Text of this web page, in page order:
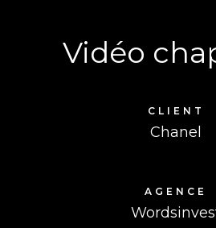
Vidéo
CLIENT
Chanel
AGENCE